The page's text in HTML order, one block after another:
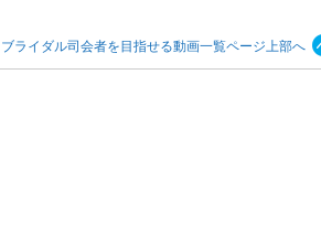
ライダル司会者を目指せる動画一覧ページ上部へ